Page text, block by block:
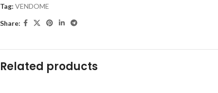
Tag: VENDOME
Share:
Related products